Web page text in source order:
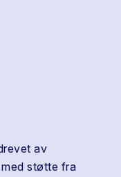
av
støtte fra